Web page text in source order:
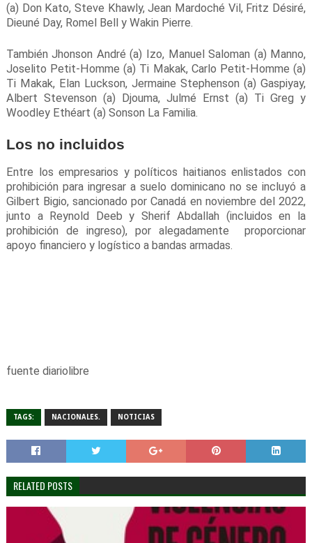
(a) Don Kato, Steve Khawly, Jean Mardoché Vil, Fritz Désiré,
Dieuné Day, Romel Bell y Wakin Pierre.
También Jhonson André (a) Izo, Manuel Saloman (a) Manno,
Joselito Petit-Homme (a) Ti Makak, Carlo Petit-Homme (a)
Ti Makak, Elan Luckson, Jermaine Stephenson (a) Gaspiyay,
Albert Stevenson (a) Djouma, Julmé Ernst (a) Ti Greg y
Woodley Ethéart (a) Sonson La Familia.
Los no incluidos
Entre los empresarios y políticos haitianos enlistados con
prohibición para ingresar a suelo dominicano no se incluyó a
Gilbert Bigio, sancionado por Canadá en noviembre del 2022,
junto a Reynold Deeb y Sherif Abdallah (incluidos en la
prohibición de ingreso), por alegadamente proporcionar
apoyo financiero y logístico a bandas armadas.
fuente diariolibre
TAGS: NACIONALES. NOTICIAS
RELATED POSTS